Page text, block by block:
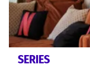
SERIES